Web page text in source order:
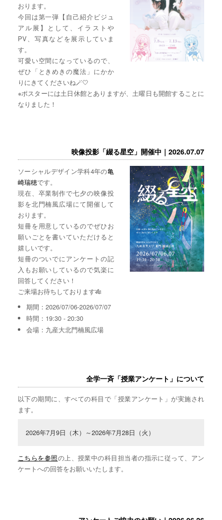
おります。
今回は第一弾【自己紹介ビジュ
アル展】として、イラストや
PV、写真などを展示していま
す。
可愛い空間になっているので、
ぜひ「ときめきの魔法」にかか
りにきてくださいね🪄🤍
※ポスターには土日休館とありますが、土曜日も開館することに
なりました！
映像投影「綴る星空」開催中｜2026.07.07
ソーシャルデザイン学科4年の亀
崎瑞穂です。
現在、卒業制作で七夕の映像投
影を北門楠風広場にて開催して
おります。
短冊を用意しているのでぜひお
願いごとを書いていただけると
嬉しいです。
短冊のついでにアンケートの記
入もお願いしているので気楽に
回答してください！
ご来場お待ちしております🎋
期間：2026/07/06-2026/07/07
時間：19:30 - 20:30
会場：九産大北門楠風広場
全学一斉「授業アンケート」について
以下の期間に、すべての科目で「授業アンケート」が実施され
ます。
2026年7月9日（木）～2026年7月28日（火）
こちらを参照の上、授業中の科目担当者の指示に従って、アン
ケートへの回答をお願いいたします。